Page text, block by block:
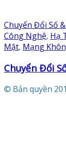
Chuyển Đổi Số &
Công Nghệ, Hạ
Mật, Mạng
Chuyển Đổi
© Bản quyền